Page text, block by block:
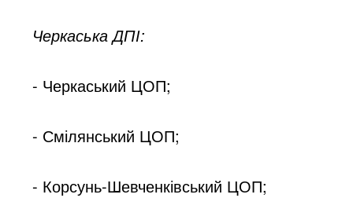
Черкаська ДПІ:
- Черкаський ЦОП;
- Смілянський ЦОП;
- Корсунь-Шевченківський ЦОП;